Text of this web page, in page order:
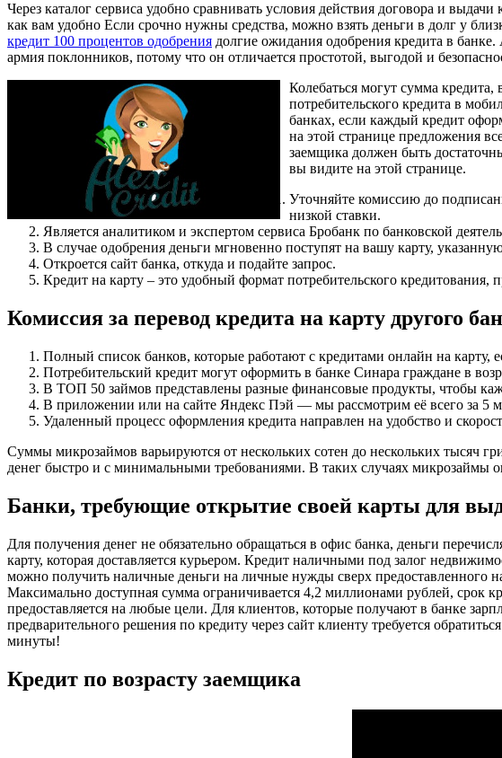
Через каталог сервиса удобно сравнивать условия действия договора и
как вам удобно Если срочно нужны средства, можно взять деньги в долг у
кредит 100 процентов одобрения долгие ожидания одобрения кредита в
армия поклонников, потому что он отличается простотой, выгодой и
Колебаться могут сумма
потребительского кредита в
банках, если каждый кредит
на этой странице предложения
заемщика должен быть
вы видите на этой странице.
Уточняйте комиссию до
низкой ставки.
Является аналитиком и экспертом сервиса Бробанк по банковской
В случае одобрения деньги мгновенно поступят на вашу карту,
Откроется сайт банка, откуда и подайте запрос.
Кредит на карту – это удобный формат потребительского
Комиссия за перевод кредита на карту другого
Полный список банков, которые работают с кредитами онлайн на
Потребительский кредит могут оформить в банке Синара граждане в
В ТОП 50 займов представлены разные финансовые продукты, чтобы
В приложении или на сайте Яндекс Пэй — мы рассмотрим её всего за 5
Удаленный процесс оформления кредита направлен на удобство и
Суммы микрозаймов варьируются от нескольких сотен до нескольких тысяч
денег быстро и с минимальными требованиями. В таких случаях микрозаймы
Банки, требующие открытие своей карты для
Для получения денег не обязательно обращаться в офис банка, деньги
карту, которая доставляется курьером. Кредит наличными под залог
можно получить наличные деньги на личные нужды сверх предоставленного
Максимально доступная сумма ограничивается 4,2 миллионами рублей, срок
предоставляется на любые цели. Для клиентов, которые получают в банке
предварительного решения по кредиту через сайт клиенту требуется
минуты!
Кредит по возрасту заемщика